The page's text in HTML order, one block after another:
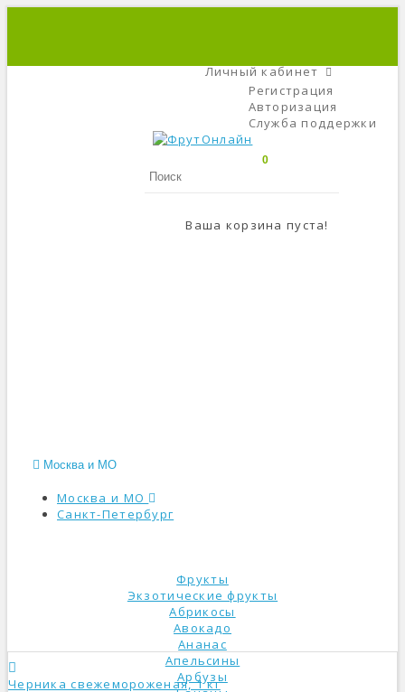
Личный кабинет
Регистрация
Авторизация
Служба поддержки
0
Ваша корзина пуста!
Москва и МО
Москва и МО
Санкт-Петербург
Фрукты
Экзотические фрукты
Абрикосы
Авокадо
Ананас
Апельсины
Арбузы
Черника свежемороженая, 1 кг